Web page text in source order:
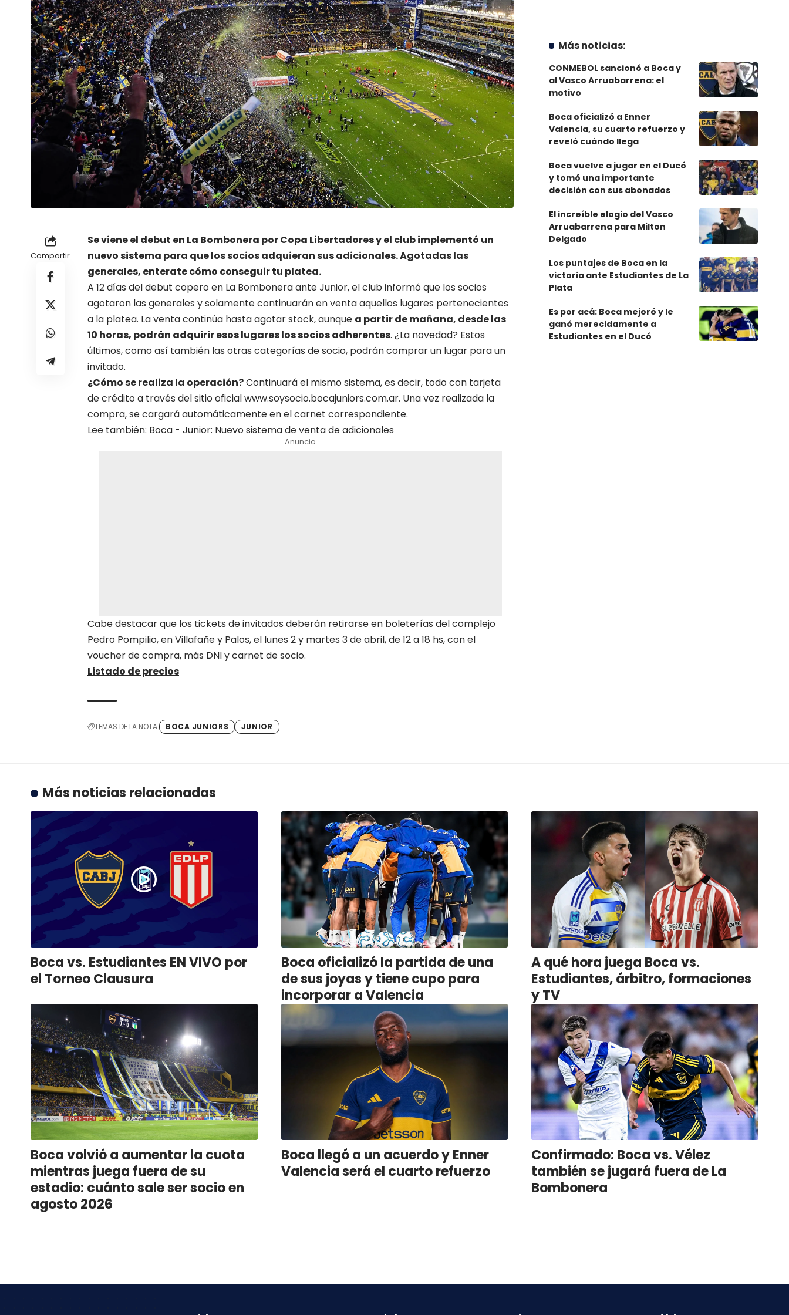
Compartir
Se viene el debut en La Bombonera por Copa Libertadores y el clubimplementó un
nuevo sistema para que los socios adquieran sus adicionales. Agotadas las
generales, enterate cómo conseguir tu platea.
A 12 días del debut copero en La Bombonera ante Junior, el club informó que los socios
agotaron las generales y solamente continuarán en venta aquellos lugares pertenecientes
a la platea. La venta continúa hasta agotar stock, aunque a partir de mañana, desde las
10 horas, podrán adquirir esos lugares los socios adherentes. ¿La novedad? Estos
últimos, como así también las otras categorías de socio, podrán comprar un lugar para un
invitado.
¿Cómo se realiza la operación?Continuará el mismo sistema, es decir, todo con tarjeta
de crédito a través del sitio oficial www.soysocio.bocajuniors.com.ar. Una vez realizada la
compra, se cargará automáticamente en el carnet correspondiente.
Lee también: Boca - Junior: Nuevo sistema de venta de adicionales
Anuncio
Cabe destacar que los tickets de invitados deberán retirarse en boleterías del complejo
Pedro Pompilio, en Villafañe y Palos, el lunes 2 y martes 3 de abril, de 12 a 18 hs, con el
voucher de compra, más DNI y carnet de socio.
Listado de precios
TEMAS DE LA NOTA BOCA JUNIORS JUNIOR
Más noticias:
CONMEBOL sancionó a Boca y
al Vasco Arruabarrena: el
motivo
Boca oficializó a Enner
Valencia, su cuarto refuerzo y
reveló cuándo llega
Boca vuelve a jugar en el Ducó
y tomó una importante
decisión con sus abonados
El increíble elogio del Vasco
Arruabarrena para Milton
Delgado
Los puntajes de Boca en la
victoria ante Estudiantes de La
Plata
Es por acá: Boca mejoró y le
ganó merecidamente a
Estudiantes en el Ducó
Más noticias relacionadas
Boca vs. Estudiantes EN VIVO por
el Torneo Clausura
Boca oficializó la partida de una
de sus joyas y tiene cupo para
incorporar a Valencia
A qué hora juega Boca vs.
Estudiantes, árbitro, formaciones
y TV
Boca volvió a aumentar la cuota
mientras juega fuera de su
estadio: cuánto sale ser socio en
agosto 2026
Boca llegó a un acuerdo y Enner
Valencia será el cuarto refuerzo
Confirmado: Boca vs. Vélez
también se jugará fuera de La
Bombonera